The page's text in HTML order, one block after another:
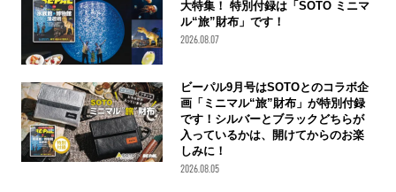
大特集！ 特別付録は「SOTO ミニマ
ル“旅”財布」です！
2026.08.07
ビーパル9月号はSOTOとのコラボ企
画「ミニマル“旅”財布」が特別付録
です！シルバーとブラックどちらが
入っているかは、開けてからのお楽
しみに！
2026.08.05